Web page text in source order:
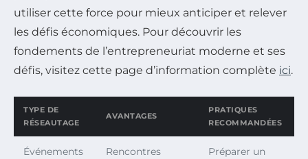
utiliser cette force pour mieux anticiper et relever
les défis économiques. Pour découvrir les
fondements de l’entrepreneuriat moderne et ses
défis, visitez cette page d’information complète ici.
TYPE DE
RÉSEAUTAGE
AVANTAGES
PRATIQUES
RECOMMANDÉES
Événements
Rencontres
Préparer un